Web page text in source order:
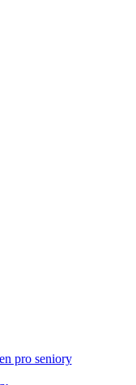
pro seniory